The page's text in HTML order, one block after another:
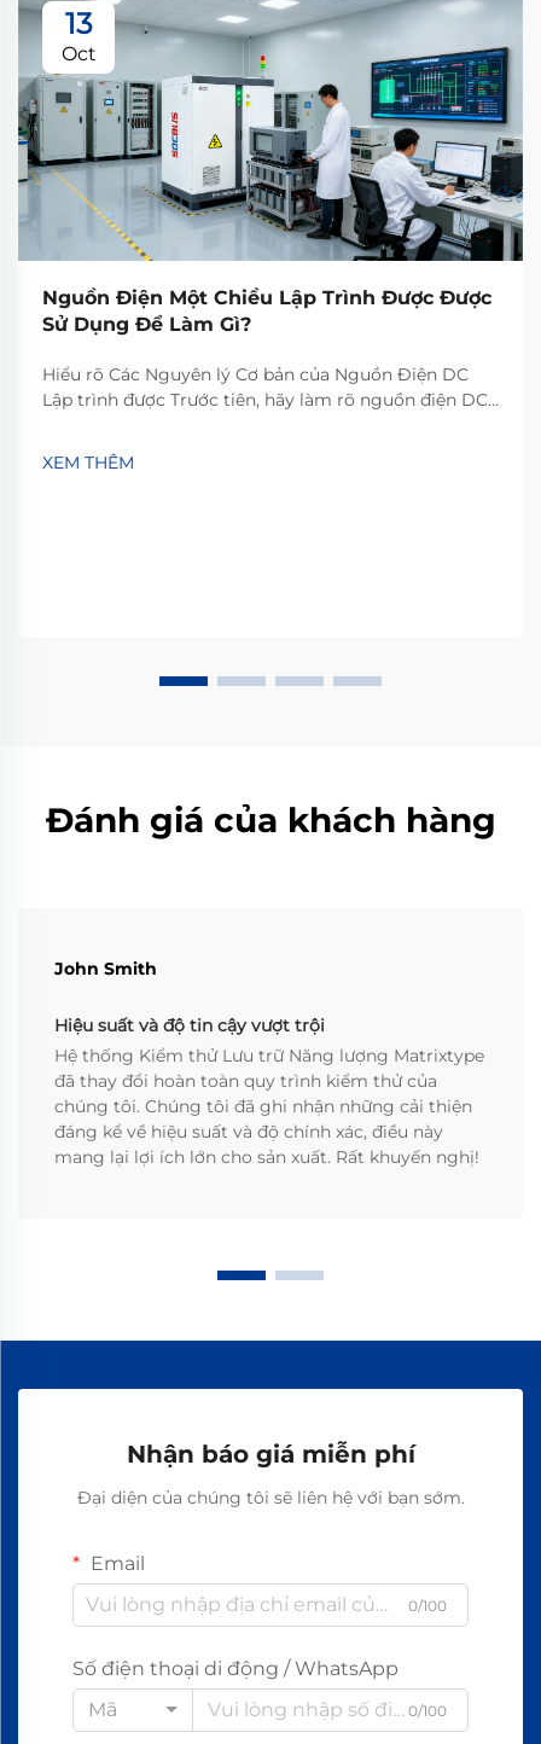
13
Oct
Nguồn Điện Một Chiều Lập Trình Được Được
Sử Dụng Để Làm Gì?
Hiểu rõ Các Nguyên lý Cơ bản của Nguồn Điện DC
Lập trình được Trước tiên, hãy làm rõ nguồn điện DC
độ chính xác cao, được thiết kế để cung cấp nguồn
điện một chiều (DC) ổn định. Khác với các nguồn đầu
XEM THÊM
Đánh giá của khách hàng
John Smith
Hiệu suất và độ tin cậy vượt trội
Hệ thống Kiểm thử Lưu trữ Năng lượng Matrixtype
đã thay đổi hoàn toàn quy trình kiểm thử của
chúng tôi. Chúng tôi đã ghi nhận những cải thiện
đáng kể về hiệu suất và độ chính xác, điều này
mang lại lợi ích lớn cho sản xuất. Rất khuyến nghị!
Nhận báo giá miễn phí
Đại diện của chúng tôi sẽ liên hệ với bạn sớm.
Email
0/100
Số điện thoại di động / WhatsApp
Mã
0/100